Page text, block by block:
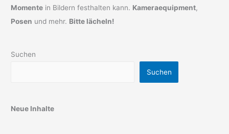
Momente in Bildern festhalten kann. Kameraequipment,
Posen und mehr. Bitte lächeln!
Suchen
Suchen
Neue Inhalte